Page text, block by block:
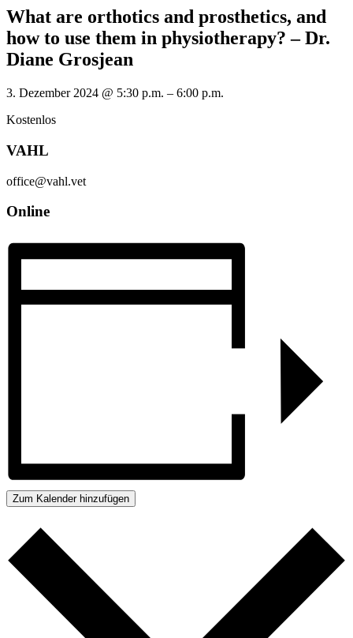
What are orthotics and prosthetics, and
how to use them in physiotherapy? – Dr.
Diane Grosjean
3. Dezember 2024 @ 5:30 p.m. – 6:00 p.m.
Kostenlos
VAHL
office@vahl.vet
Online
Zum Kalender hinzufügen